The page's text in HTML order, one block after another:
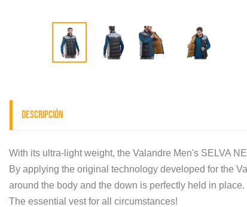
Descripción
With its ultra-light weight, the Valandre Men's SELVA
By applying the original technology developed for the
around the body and the down is perfectly held in place.
The essential vest for all circumstances!